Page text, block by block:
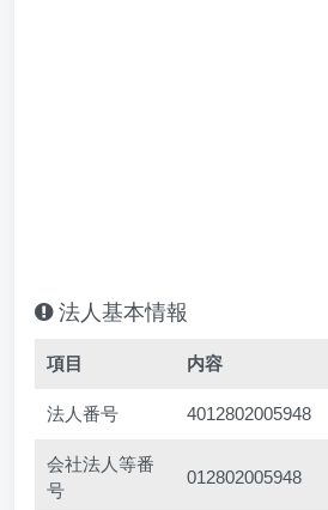
法人基本情報
項目 内容
法人番号 4012802005948
会社法人等番
号
012802005948